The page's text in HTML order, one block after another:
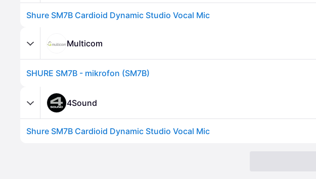
Shure SM7B Cardioid Dynamic Studio Vocal Mic
Multicom
SHURE SM7B - mikrofon (SM7B)
4Sound
Shure SM7B Cardioid Dynamic Studio Vocal Mic